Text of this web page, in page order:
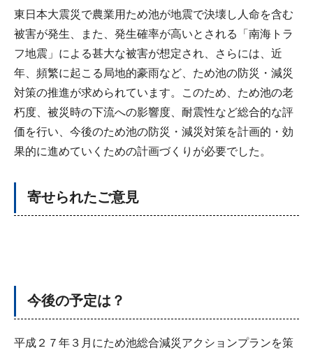
東日本大震災で農業用ため池が地震で決壊し人命を含む
被害が発生、また、発生確率が高いとされる「南海トラ
フ地震」による甚大な被害が想定され、さらには、近
年、頻繁に起こる局地的豪雨など、ため池の防災・減災
対策の推進が求められています。このため、ため池の老
朽度、被災時の下流への影響度、耐震性など総合的な評
価を行い、今後のため池の防災・減災対策を計画的・効
果的に進めていくための計画づくりが必要でした。
寄せられたご意見
今後の予定は？
平成２７年３月にため池総合減災アクションプランを策